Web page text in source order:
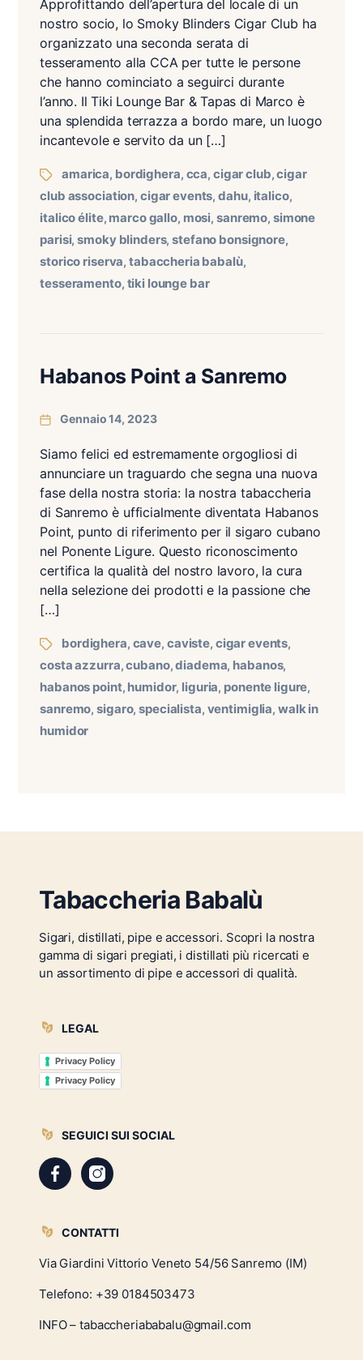
Approfittando dell’apertura del locale di un
nostro socio, lo Smoky Blinders Cigar Club ha
organizzato una seconda serata di
tesseramento alla CCA per tutte le persone
che hanno cominciato a seguirci durante
l’anno. Il Tiki Lounge Bar & Tapas di Marco è
una splendida terrazza a bordo mare, un luogo
incantevole e servito da un […]
amarica, bordighera, cca, cigar club,cigar
club association, cigar events,dahu, italico,
italico élite, marco gallo, mosi,sanremo, simone
parisi,smoky blinders,stefano bonsignore,
storico riserva,tabaccheria babalù,
tesseramento, tiki lounge bar
Habanos Point a Sanremo
Gennaio 14, 2023
Siamo felici ed estremamente orgogliosi di
annunciare un traguardo che segna una nuova
fase della nostra storia: la nostra tabaccheria
di Sanremo è ufficialmente diventata Habanos
Point, punto di riferimento per il sigaro cubano
nel Ponente Ligure. Questo riconoscimento
certifica la qualità del nostro lavoro, la cura
nella selezione dei prodotti e la passione che
[…]
bordighera, cave, caviste, cigar events,
costa azzurra,cubano,diadema, habanos,
habanos point, humidor, liguria, ponente ligure,
sanremo,sigaro,specialista, ventimiglia, walk in
humidor
Tabaccheria Babalù
Sigari, distillati, pipe e accessori. Scopri la nostra
gamma di sigari pregiati, i distillati più ricercati e
un assortimento di pipe e accessori di qualità.
LEGAL
Privacy Policy
Privacy Policy
SEGUICI SUI SOCIAL
CONTATTI
Via Giardini Vittorio Veneto 54/56 Sanremo (IM)
Telefono: +39 0184503473
INFO – tabaccheriababalu@gmail.com